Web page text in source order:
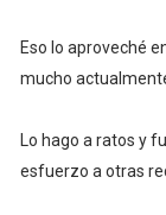
Eso lo aproveché
mucho
Lo hago a ratos y
esfuerzo a otras